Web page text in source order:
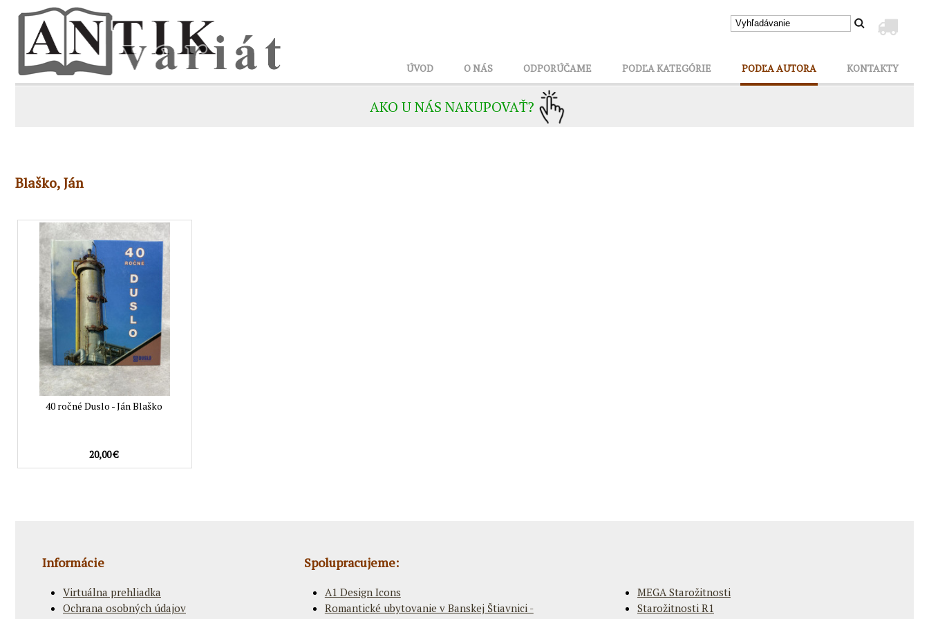
ÚVOD O NÁS ODPORÚČAME PODĽA KATEGÓRIE PODĽA AUTORA KONTAKTY
AKO U NÁS NAKUPOVAŤ?
Blaško, Ján
40 ročné Duslo - Ján Blaško
20,00 €
Informácie
Virtuálna prehliadka
Ochrana osobných údajov
Spolupracujeme:
A1 Design Icons
Romantické ubytovanie v Banskej Štiavnici -
MEGA Starožitnosti
Starožitnosti R1